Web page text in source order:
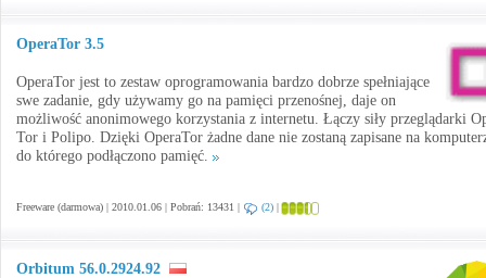
OperaTor 3.5
OperaTor jest to zestaw oprogramowania bardzo dobrze spełniające
swe zadanie, gdy używamy go na pamięci przenośnej, daje on
możliwość anonimowego korzystania z internetu. Łączy siły przeglądarki
Tor i Polipo. Dzięki OperaTor żadne dane nie zostaną zapisane na
do którego podłączono pamięć.
Freeware (darmowa) | 2010.01.06 | Pobrań: 13431 | (2) |
Orbitum 56.0.2924.92